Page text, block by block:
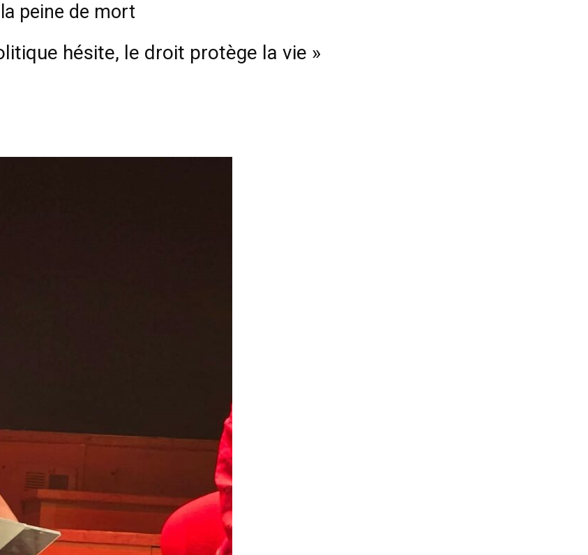
peine de mort
hésite, le droit protège la vie »